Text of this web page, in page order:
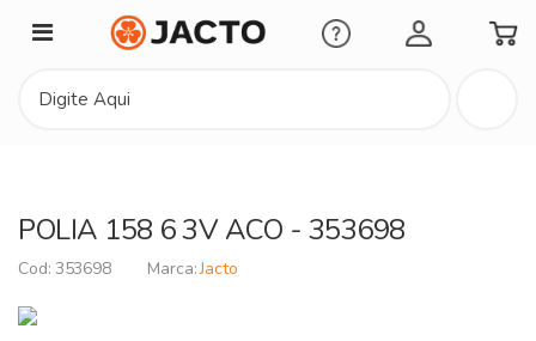
Minha Conta
POLIA 158 6 3V ACO - 353698
353698 Jacto